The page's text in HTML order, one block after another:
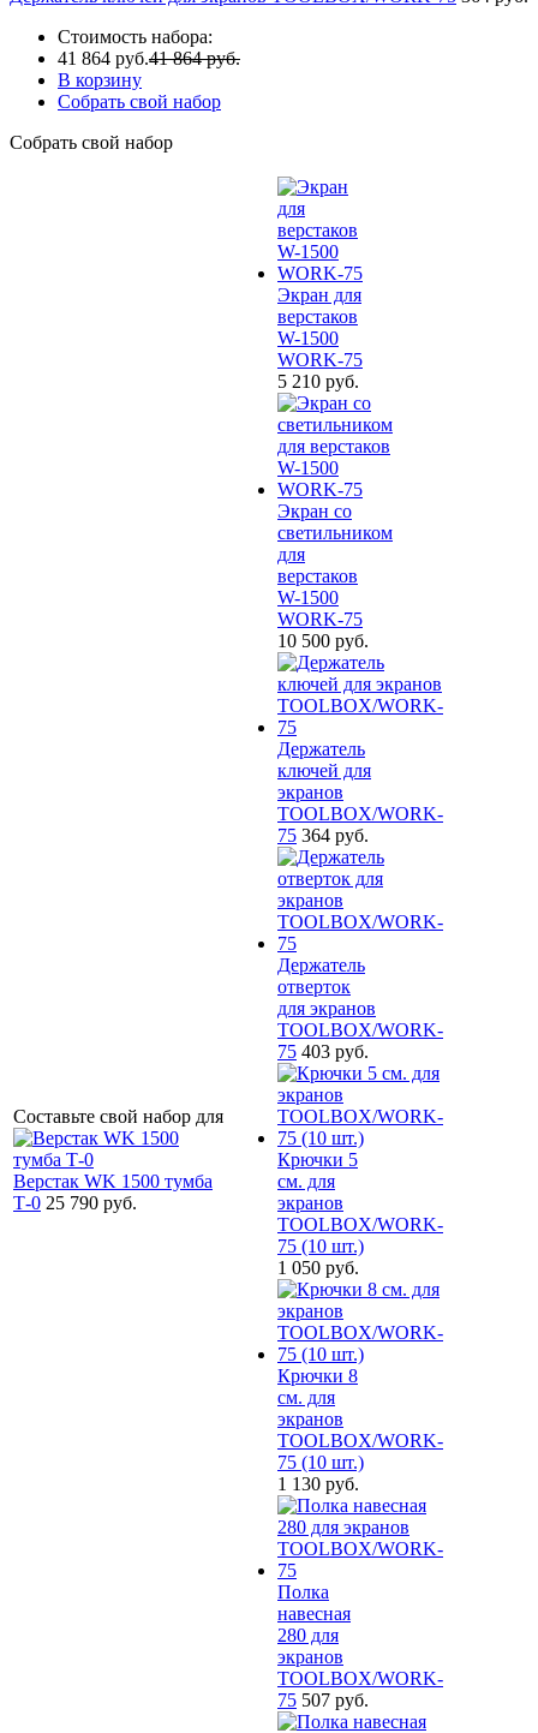
Стоимость набора:
41 864 руб.41 864 руб.
В корзину
Собрать свой набор
Собрать свой набор
Составьте свой набор для
Верстак WK 1500 тумба
Т-0 25 790 руб.
Экран для
верстаков
W-1500
WORK-75
5 210 руб.
Экран со
светильником
для
верстаков
W-1500
WORK-75
10 500 руб.
Держатель
ключей для
экранов
TOOLBOX/WORK-
75 364 руб.
Держатель
отверток
для экранов
TOOLBOX/WORK-
75 403 руб.
Крючки 5
см. для
экранов
TOOLBOX/WORK-
75 (10 шт.)
1 050 руб.
Крючки 8
см. для
экранов
TOOLBOX/WORK-
75 (10 шт.)
1 130 руб.
Полка
навесная
280 для
экранов
TOOLBOX/WORK-
75 507 руб.